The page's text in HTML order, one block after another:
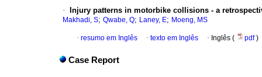
· Injury patterns in motorbike collisions - a
Makhadi, S; Qwabe, Q; Laney, E; Moeng, MS
· resumo em Inglês · texto em Inglês · Inglês ( pdf)
Case Report